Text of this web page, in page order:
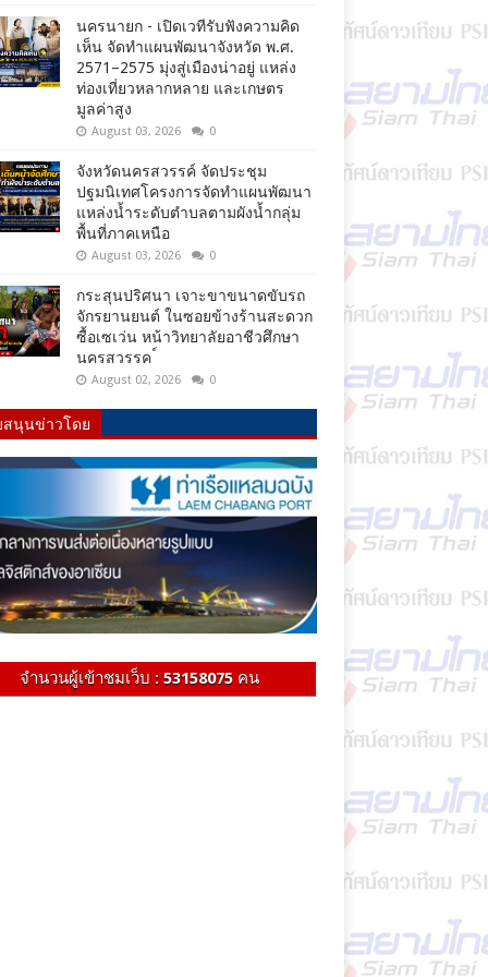
นครนายก - เปิดเวทีรับฟังความคิด
เห็น จัดทำแผนพัฒนาจังหวัด พ.ศ.
2571–2575 มุ่งสู่เมืองน่าอยู่ แหล่ง
ท่องเที่ยวหลากหลาย และเกษตร
มูลค่าสูง
August 03, 2026 0
จังหวัดนครสวรรค์ จัดประชุม
ปฐมนิเทศโครงการจัดทำแผนพัฒนา
แหล่งน้ำระดับตำบลตามผังน้ำกลุ่ม
พื้นที่ภาคเหนือ
August 03, 2026 0
กระสุนปริศนา เจาะขาขนาดขับรถ
จักรยานยนต์ ในซอยข้างร้านสะดวก
ซื้อเซเว่น หน้าวิทยาลัยอาชีวศึกษา
นครสวรรค ์
August 02, 2026 0
นุนข่าวโดย
จำนวนผู้เข้าชมเว็บ : 53158075 คน